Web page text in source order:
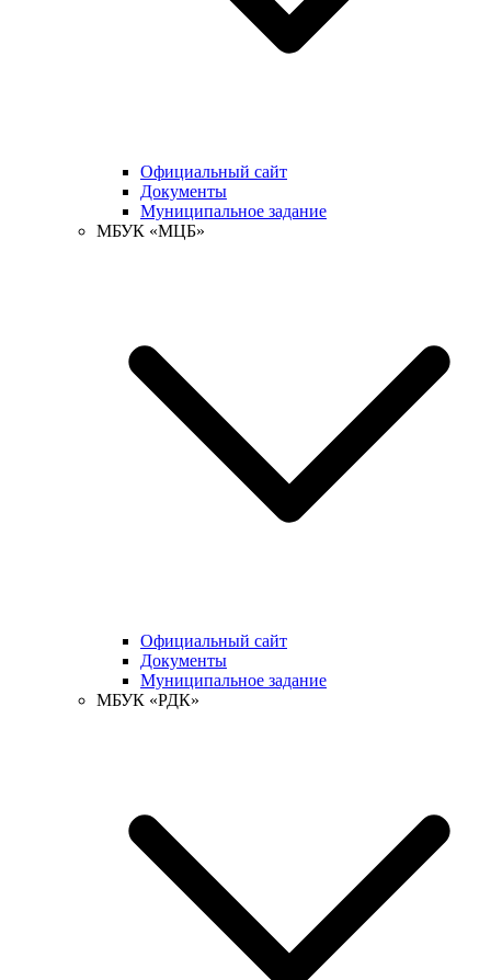
Официальный сайт
Документы
Муниципальное задание
МБУК «МЦБ»
Официальный сайт
Документы
Муниципальное задание
МБУК «РДК»